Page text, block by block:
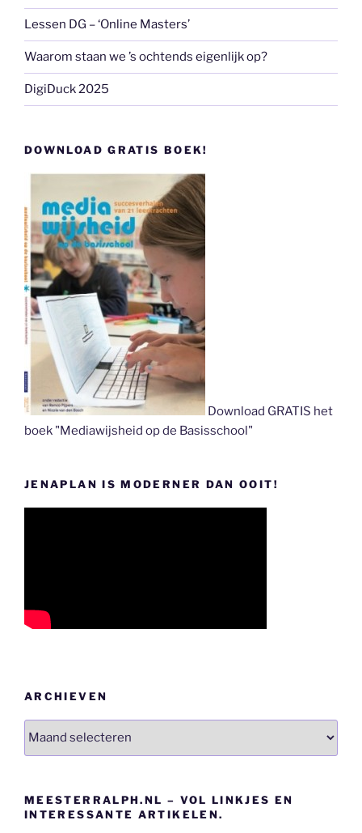
Lessen DG – ‘Online Masters’
Waarom staan we ’s ochtends eigenlijk op?
DigiDuck 2025
DOWNLOAD GRATIS BOEK!
Download GRATIS het
boek "Mediawijsheid op de Basisschool"
JENAPLAN IS MODERNER DAN OOIT!
ARCHIEVEN
MEESTERRALPH.NL – VOL LINKJES EN
INTERESSANTE ARTIKELEN.